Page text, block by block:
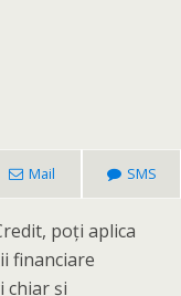
Mail SMS
poți aplica
financiare
chiar și